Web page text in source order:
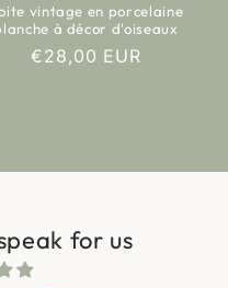
vintage en porcelaine
à décor d'oiseaux
Regular
€28,00 EUR
for us